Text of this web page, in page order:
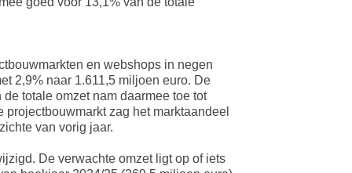
en webshops in negen
2,9% naar 1.611,5 miljoen euro. De
totale omzet nam daarmee toe tot
zag het marktaandeel
van vorig jaar.
De verwachte omzet ligt op of iets